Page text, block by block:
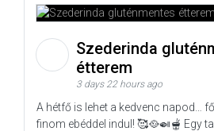
Szederinda
étterem
3 days 22 hours ago
A hétfő is lehet a kedvenc napod…
finom ebéddel indul! 🥰🥘🍛🫕 Egy